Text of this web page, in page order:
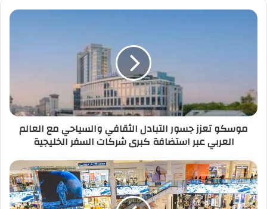
موسكو تعزز جسور التبادل الثقافي والسياحي مع العالم
العربي عبر استضافة كبرى شركات السفر الخليجية